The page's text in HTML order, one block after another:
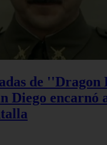
de ''Dragon
Diego encarnó